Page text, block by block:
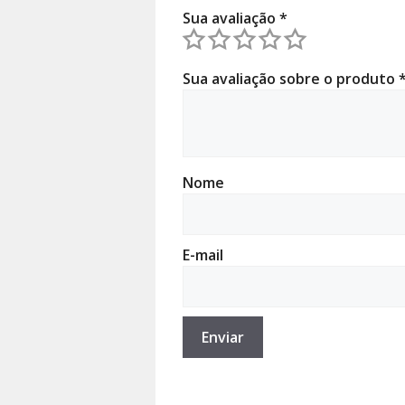
Sua avaliação *
Sua avaliação sobre o produto
Nome
E-mail